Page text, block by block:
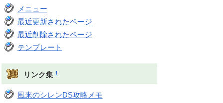
メニュー
最近更新されたページ
最近削除されたページ
テンプレート
リンク集 †
風来のシレンDS攻略メモ